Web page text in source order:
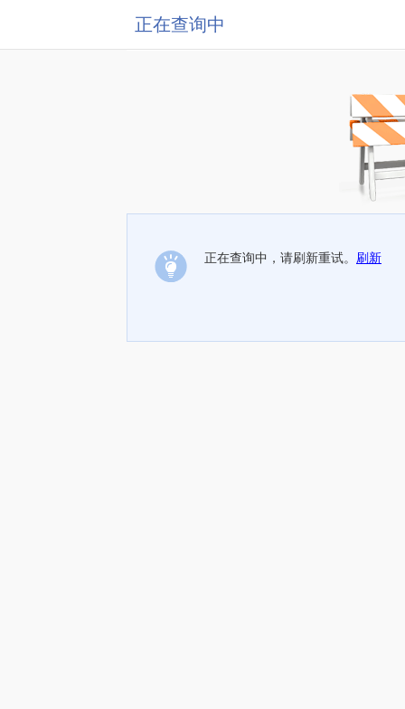
正在查询中
正在查询中，请刷新重试。 刷新